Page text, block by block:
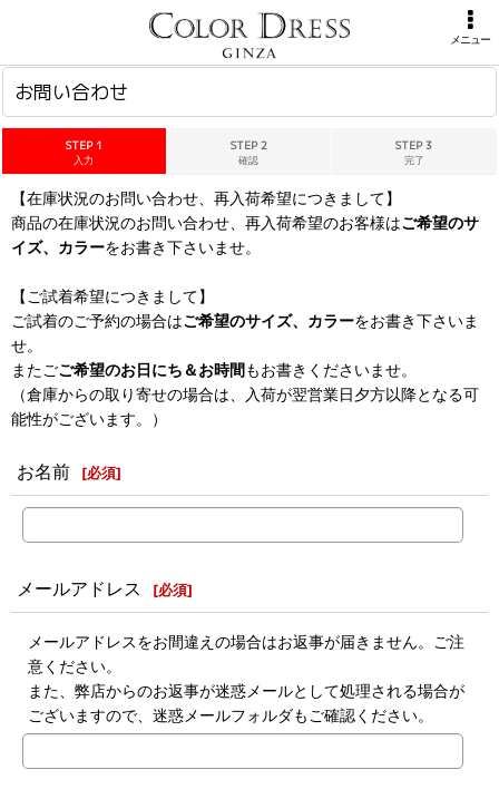
メニュー
お問い合わせ
STEP 1
入力
STEP 2
確認
STEP 3
完了
【在庫状況のお問い合わせ、再入荷希望につきまして】
商品の在庫状況のお問い合わせ、再入荷希望のお客様はご希望のサ
イズ、カラーをお書き下さいませ。
【ご試着希望につきまして】
ご試着のご予約の場合はご希望のサイズ、カラーをお書き下さいま
せ。
またごご希望のお日にち＆お時間もお書きくださいませ。
（倉庫からの取り寄せの場合は、入荷が翌営業日夕方以降となる可
能性がございます。）
お名前 [必須]
メールアドレス [必須]
メールアドレスをお間違えの場合はお返事が届きません。ご注
意ください。
また、弊店からのお返事が迷惑メールとして処理される場合が
ございますので、迷惑メールフォルダもご確認ください。